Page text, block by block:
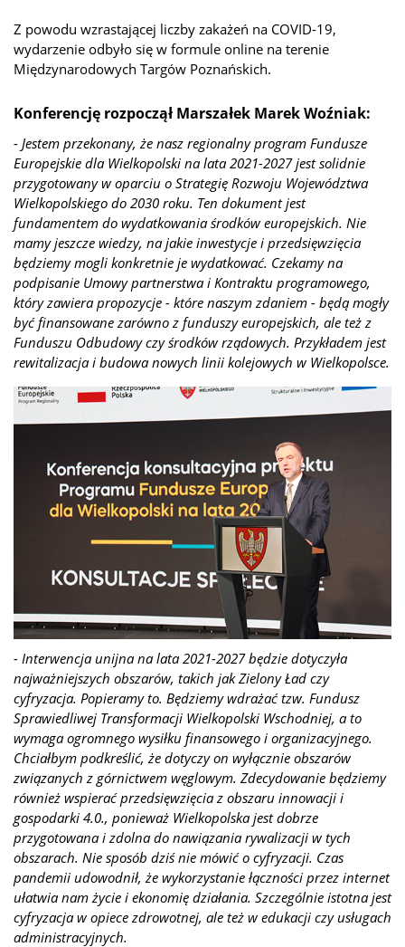
Z powodu wzrastającej liczby zakażeń na COVID-19,
wydarzenie odbyło się w formule online na terenie
Międzynarodowych Targów Poznańskich.
Konferencję rozpoczął Marszałek Marek Woźniak:
- Jestem przekonany, że nasz regionalny program Fundusze
Europejskie dla Wielkopolski na lata 2021-2027 jest solidnie
przygotowany w oparciu o Strategię Rozwoju Województwa
Wielkopolskiego do 2030 roku. Ten dokument jest
fundamentem do wydatkowania środków europejskich. Nie
mamy jeszcze wiedzy, na jakie inwestycje i przedsięwzięcia
będziemy mogli konkretnie je wydatkować. Czekamy na
podpisanie Umowy partnerstwa i Kontraktu programowego,
który zawiera propozycje - które naszym zdaniem - będą mogły
być finansowane zarówno z funduszy europejskich, ale też z
Funduszu Odbudowy czy środków rządowych. Przykładem jest
rewitalizacja i budowa nowych linii kolejowych w Wielkopolsce.
- Interwencja unijna na lata 2021-2027 będzie dotyczyła
najważniejszych obszarów, takich jak Zielony Ład czy
cyfryzacja. Popieramy to. Będziemy wdrażać tzw. Fundusz
Sprawiedliwej Transformacji Wielkopolski Wschodniej, a to
wymaga ogromnego wysiłku finansowego i organizacyjnego.
Chciałbym podkreślić, że dotyczy on wyłącznie obszarów
związanych z górnictwem węglowym. Zdecydowanie będziemy
również wspierać przedsięwzięcia z obszaru innowacji i
gospodarki 4.0., ponieważ Wielkopolska jest dobrze
przygotowana i zdolna do nawiązania rywalizacji w tych
obszarach. Nie sposób dziś nie mówić o cyfryzacji. Czas
pandemii udowodnił, że wykorzystanie łączności przez internet
ułatwia nam życie i ekonomię działania. Szczególnie istotna jest
cyfryzacja w opiece zdrowotnej, ale też w edukacji czy usługach
administracyjnych.